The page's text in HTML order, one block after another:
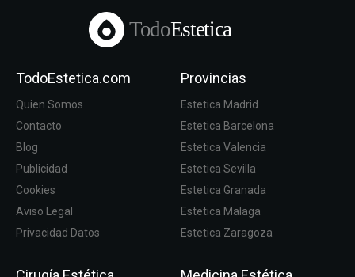
TodoEstetica
TodoEstetica.com
Quien Somos
Contacto
Blog
Publicidad
Cookies
Aviso Legal
Privacidad Datos
Provincias
Estetica Madrid
Estetica Barcelona
Estetica Valencia
Estetica Sevilla
Estetica Granada
Estetica Malaga
Estetica Zaragoza